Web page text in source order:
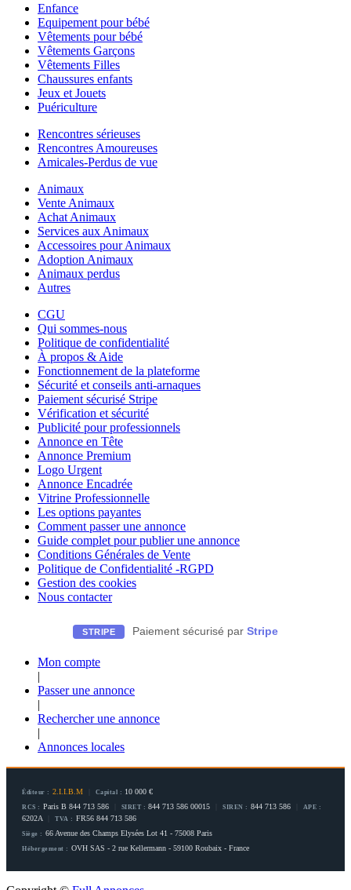
Enfance
Equipement pour bébé
Vêtements pour bébé
Vêtements Garçons
Vêtements Filles
Chaussures enfants
Jeux et Jouets
Puériculture
Rencontres sérieuses
Rencontres Amoureuses
Amicales-Perdus de vue
Animaux
Vente Animaux
Achat Animaux
Services aux Animaux
Accessoires pour Animaux
Adoption Animaux
Animaux perdus
Autres
CGU
Qui sommes-nous
Politique de confidentialité
À propos & Aide
Fonctionnement de la plateforme
Sécurité et conseils anti-arnaques
Paiement sécurisé Stripe
Vérification et sécurité
Publicité pour professionnels
Annonce en Tête
Annonce Premium
Logo Urgent
Annonce Encadrée
Vitrine Professionnelle
Les options payantes
Comment passer une annonce
Guide complet pour publier une annonce
Conditions Générales de Vente
Politique de Confidentialité -RGPD
Gestion des cookies
Nous contacter
STRIPE Paiement sécurisé par Stripe
Mon compte
|
Passer une annonce
|
Rechercher une annonce
|
Annonces locales
Éditeur : 2.I.I.B.M Capital : 10 000 €
RCS : Paris B 844 713 586 SIRET : 844 713 586 00015 SIREN : 844 713 586 APE :
6202A TVA : FR56 844 713 586
Siège : 66 Avenue des Champs Elysées Lot 41 - 75008 Paris
Hébergement : OVH SAS - 2 rue Kellermann - 59100 Roubaix - France